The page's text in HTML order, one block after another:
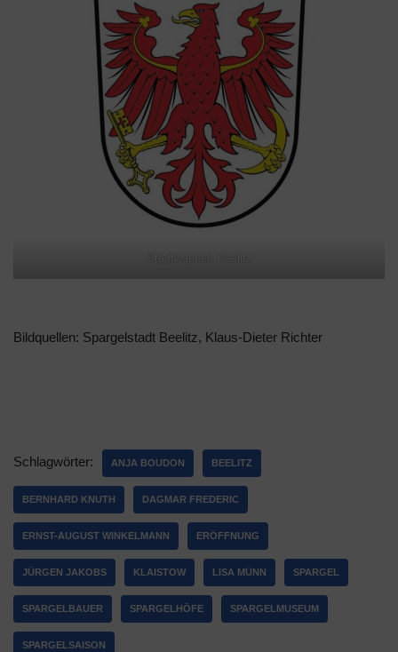
Bildquellen: Spargelstadt Beelitz, Klaus-Dieter Richter
Schlagwörter: ANJA BOUDON BEELITZ
BERNHARD KNUTH DAGMAR FREDERIC
ERNST-AUGUST WINKELMANN ERÖFFNUNG
JÜRGEN JAKOBS KLAISTOW LISA MÜNN SPARGEL
SPARGELBAUER SPARGELHÖFE SPARGELMUSEUM
SPARGELSAISON